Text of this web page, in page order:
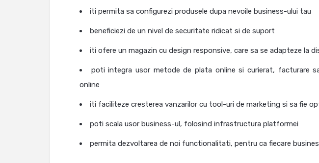
iti permita sa configurezi produsele dupa nevoile business-ului tau
beneficiezi de un nivel de securitate ridicat si de suport
iti ofere un magazin cu design responsive, care sa se adapteze la
poti integra usor metode de plata online si curierat, facturare
online
iti faciliteze cresterea vanzarilor cu tool-uri de marketing si sa fie
poti scala usor business-ul, folosind infrastructura platformei
permita dezvoltarea de noi functionalitati, pentru ca fiecare